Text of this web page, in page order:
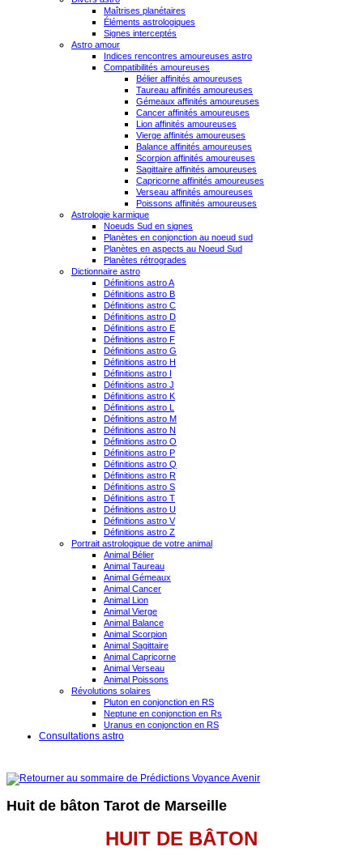
Maîtrises planétaires
Éléments astrologiques
Signes interceptés
Astro amour
Indices rencontres amoureuses astro
Compatibilités amoureuses
Bélier affinités amoureuses
Taureau affinités amoureuses
Gémeaux affinités amoureuses
Cancer affinités amoureuses
Lion affinités amoureuses
Vierge affinités amoureuses
Balance affinités amoureuses
Scorpion affinités amoureuses
Sagittaire affinités amoureuses
Capricorne affinités amoureuses
Verseau affinités amoureuses
Poissons affinités amoureuses
Astrologie karmique
Noeuds Sud en signes
Planètes en conjonction au noeud sud
Planètes en aspects au Noeud Sud
Planètes rétrogrades
Dictionnaire astro
Définitions astro A
Définitions astro B
Définitions astro C
Définitions astro D
Définitions astro E
Définitions astro F
Définitions astro G
Définitions astro H
Définitions astro I
Définitions astro J
Définitions astro K
Définitions astro L
Définitions astro M
Définitions astro N
Définitions astro O
Définitions astro P
Définitions astro Q
Définitions astro R
Définitions astro S
Définitions astro T
Définitions astro U
Définitions astro V
Définitions astro Z
Portrait astrologique de votre animal
Animal Bélier
Animal Taureau
Animal Gémeaux
Animal Cancer
Animal Lion
Animal Vierge
Animal Balance
Animal Scorpion
Animal Sagittaire
Animal Capricorne
Animal Verseau
Animal Poissons
Révolutions solaires
Pluton en conjonction en RS
Neptune en conjonction en Rs
Uranus en conjonction en RS
Consultations astro
Huit de bâton Tarot de Marseille
HUIT DE BÂTON